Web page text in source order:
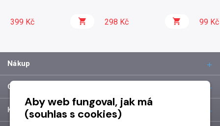
399 Kč 298 Kč 99 Kč
Nákup
O společnosti
Kontakt
Aby web fungoval, jak má
(souhlas s cookies)